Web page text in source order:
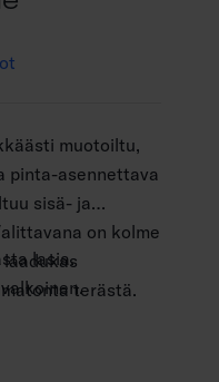
muotoiltu,
pinta-asennettava
sisä- ja
on kolme
terästä.
lasia.